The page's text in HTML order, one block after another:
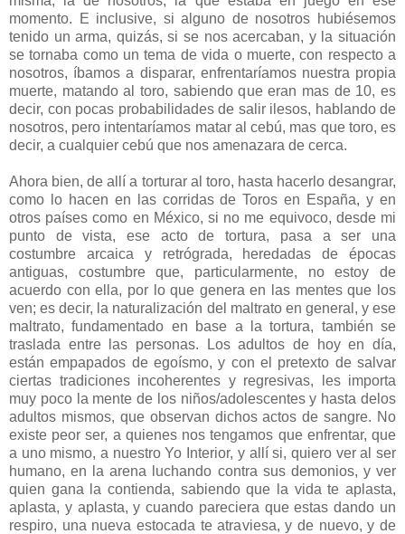
momento. E inclusive, si alguno de nosotros hubiésemos
tenido un arma, quizás, si se nos acercaban, y la situación
se tornaba como un tema de vida o muerte, con respecto a
nosotros, íbamos a disparar, enfrentaríamos nuestra propia
muerte, matando al toro, sabiendo que eran mas de 10, es
decir, con pocas probabilidades de salir ilesos, hablando de
nosotros, pero intentaríamos matar al cebú, mas que toro, es
decir, a cualquier cebú que nos amenazara de cerca.
Ahora bien, de allí a torturar al toro, hasta hacerlo desangrar,
como lo hacen en las corridas de Toros en España, y en
otros países como en México, si no me equivoco, desde mi
punto de vista, ese acto de tortura, pasa a ser una
costumbre arcaica y retrógrada, heredadas de épocas
antiguas, costumbre que, particularmente, no estoy de
acuerdo con ella, por lo que genera en las mentes que los
ven; es decir, la naturalización del maltrato en general, y ese
maltrato, fundamentado en base a la tortura, también se
traslada entre las personas. Los adultos de hoy en día,
están empapados de egoísmo, y con el pretexto de salvar
ciertas tradiciones incoherentes y regresivas, les importa
muy poco la mente de los niños/adolescentes y hasta delos
adultos mismos, que observan dichos actos de sangre. No
existe peor ser, a quienes nos tengamos que enfrentar, que
a uno mismo, a nuestro Yo Interior, y allí si, quiero ver al ser
humano, en la arena luchando contra sus demonios, y ver
quien gana la contienda, sabiendo que la vida te aplasta,
aplasta, y aplasta, y cuando pareciera que estas dando un
respiro, una nueva estocada te atraviesa, y de nuevo, y de